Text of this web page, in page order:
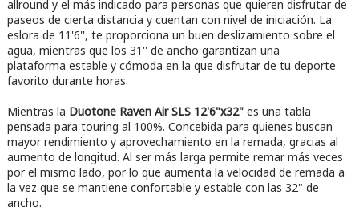
allround y el más indicado para personas que quieren disfrutar de
paseos de cierta distancia y cuentan con nivel de iniciación. La
eslora de 11'6'', te proporciona un buen deslizamiento sobre el
agua, mientras que los 31'' de ancho garantizan una
plataforma estable y cómoda en la que disfrutar de tu deporte
favorito durante horas.
Mientras la Duotone Raven Air SLS 12'6"x32"es una tabla
pensada para touring al 100%. Concebida para quienes buscan
mayor rendimiento y aprovechamiento en la remada, gracias al
aumento de longitud. Al ser más larga permite remar más veces
por el mismo lado, por lo que aumenta la velocidad de remada a
la vez que se mantiene confortable y estable con las 32" de
ancho.